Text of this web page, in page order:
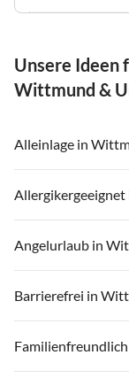
Unsere Ideen
Wittmund &
Alleinlage in
Angelurlaub in
Barrierefrei in